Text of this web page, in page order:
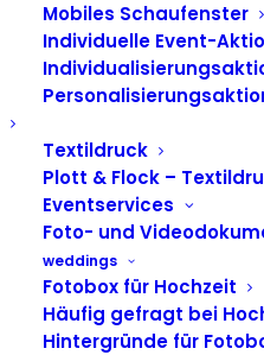
Mobiles Schaufenster
Individuelle Event-
Textildruck
Plott & Flock –
Eventservices
Foto- und
weddings
Fotobox für Hochzeit
Häufig gefragt bei
Hintergründe für